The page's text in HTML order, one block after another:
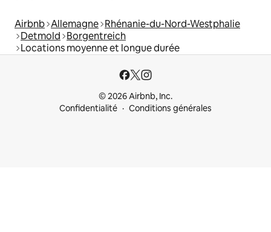
Airbnb Allemagne Rhénanie-du-Nord-Westphalie
Detmold Borgentreich
Locations moyenne et longue durée
© 2026 Airbnb, Inc.
Confidentialité
Conditions générales